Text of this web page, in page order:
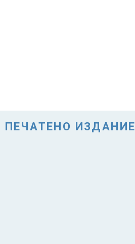
ПЕЧАТЕНО ИЗДАНИЕ